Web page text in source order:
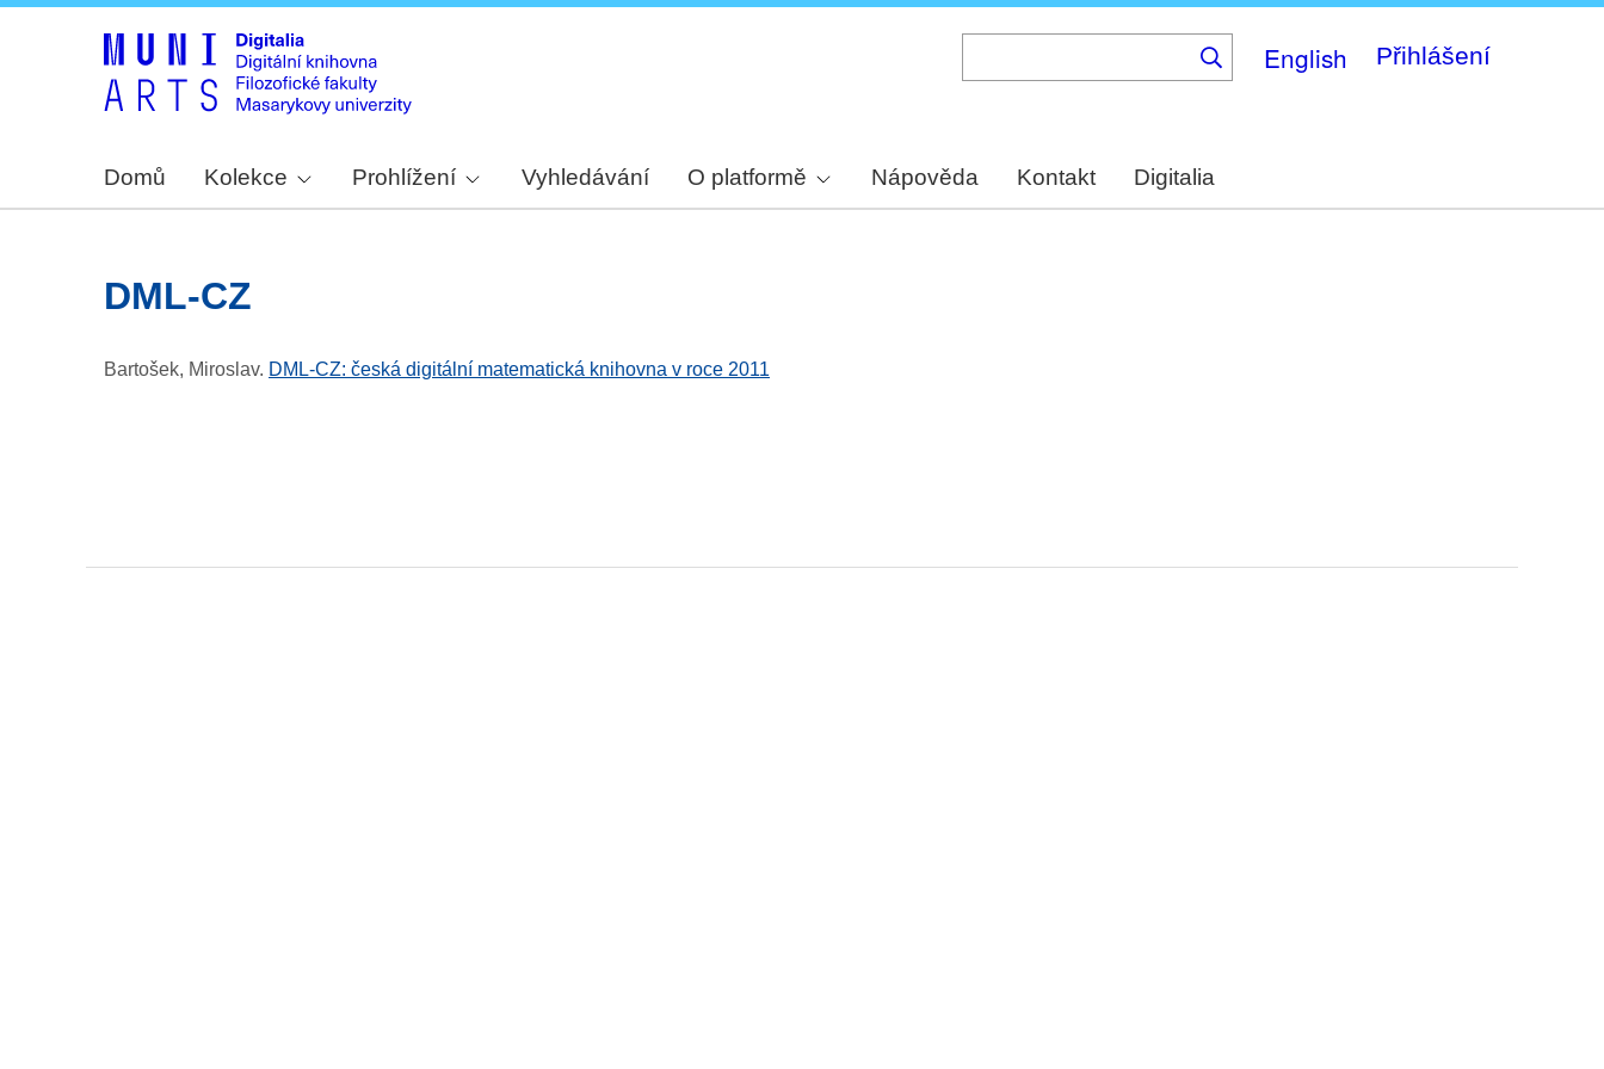
English Přihlášení
Domů Kolekce Prohlížení Vyhledávání O platformě Nápověda Kontakt Digitalia
DML-CZ
Bartošek, Miroslav. DML-CZ: česká digitální matematická knihovna v roce 2011